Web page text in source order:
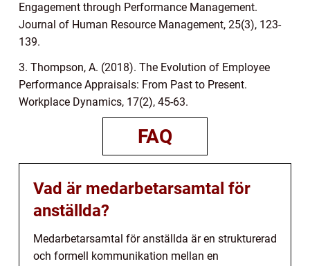
Engagement through Performance Management.
Journal of Human Resource Management, 25(3), 123-
139.
3. Thompson, A. (2018). The Evolution of Employee
Performance Appraisals: From Past to Present.
Workplace Dynamics, 17(2), 45-63.
FAQ
Vad är medarbetarsamtal för
anställda?
Medarbetarsamtal för anställda är en strukturerad
och formell kommunikation mellan en